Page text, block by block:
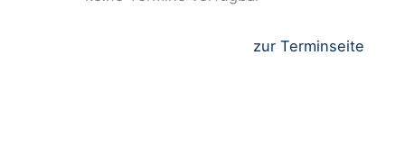
zur Terminseite